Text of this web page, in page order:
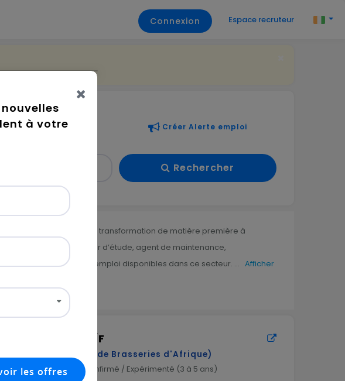
Connexion Espace recruteur
Créer Alerte emploi
Rechercher
et de services de transformation de matière première à
de ce secteur : ingénieur d’étude, agent de maintenance,
toutes les annonces d’emploi disponibles dans ce secteur. ... Afficher
junior H/F
de Limonaderies et de Brasseries d'Afrique)
27 Juillet Confirmé / Expérimenté (3 à 5 ans)